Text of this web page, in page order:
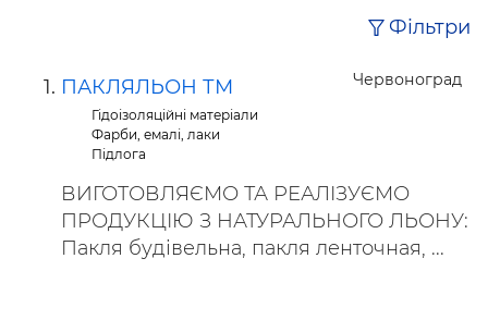
Фільтри
Червоноград
ПАКЛЯЛЬОН ТМ
Гідоізоляційні матеріали
Фарби, емалі, лаки
Підлога
ВИГОТОВЛЯЄМО ТА РЕАЛІЗУЄМО
ПРОДУКЦІЮ З НАТУРАЛЬНОГО ЛЬОНУ:
Пакля будівельна, пакля ленточная, ...